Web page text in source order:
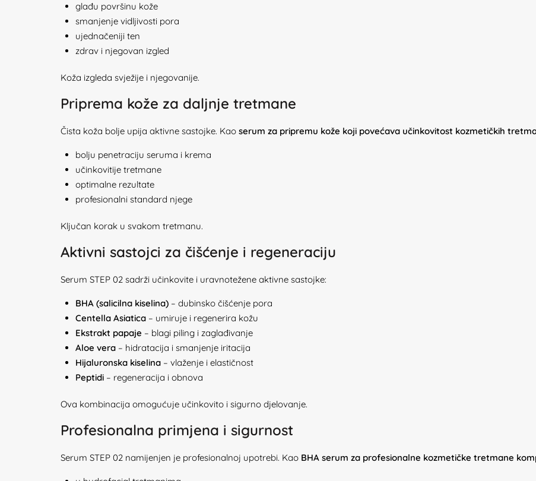
glađu površinu kože
smanjenje vidljivosti pora
ujednačeniji ten
zdrav i njegovan izgled
Koža izgleda svježije i njegovanije.
Priprema kože za daljnje tretmane
Čista koža bolje upija aktivne sastojke. Kao serum za pripremu kože koji povećava učinkovitost kozmetičkih
bolju penetraciju seruma i krema
učinkovitije tretmane
optimalne rezultate
profesionalni standard njege
Ključan korak u svakom tretmanu.
Aktivni sastojci za čišćenje i regeneraciju
Serum STEP 02 sadrži učinkovite i uravnotežene aktivne sastojke:
BHA (salicilna kiselina) – dubinsko čišćenje pora
Centella Asiatica – umiruje i regenerira kožu
Ekstrakt papaje – blagi piling i zaglađivanje
Aloe vera – hidratacija i smanjenje iritacija
Hijaluronska kiselina – vlaženje i elastičnost
Peptidi – regeneracija i obnova
Ova kombinacija omogućuje učinkovito i sigurno djelovanje.
Profesionalna primjena i sigurnost
Serum STEP 02 namijenjen je profesionalnoj upotrebi. Kao BHA serum za profesionalne kozmetičke tretmane